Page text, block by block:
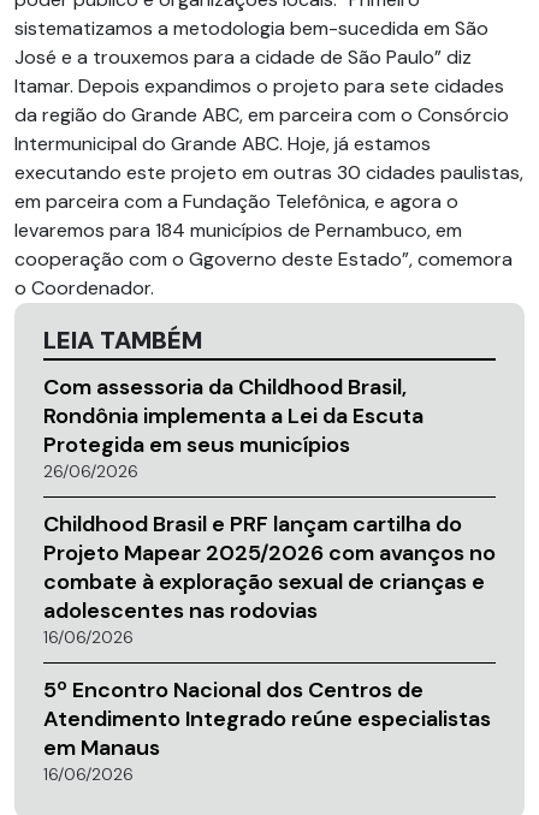
sistematizamos a metodologia bem-sucedida em São
José e a trouxemos para a cidade de São Paulo” diz
Itamar. Depois expandimos o projeto para sete cidades
da região do Grande ABC, em parceira com o Consórcio
Intermunicipal do Grande ABC. Hoje, já estamos
executando este projeto em outras 30 cidades paulistas,
em parceira com a Fundação Telefônica, e agora o
levaremos para 184 municípios de Pernambuco, em
cooperação com o Ggoverno deste Estado”, comemora
o Coordenador.
LEIA TAMBÉM
Com assessoria da Childhood Brasil,
Rondônia implementa a Lei da Escuta
Protegida em seus municípios
26/06/2026
Childhood Brasil e PRF lançam cartilha do
Projeto Mapear 2025/2026 com avanços no
combate à exploração sexual de crianças e
adolescentes nas rodovias
16/06/2026
5º Encontro Nacional dos Centros de
Atendimento Integrado reúne especialistas
em Manaus
16/06/2026